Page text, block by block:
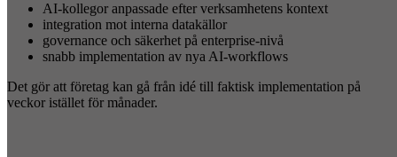
AI-kollegor anpassade efter verksamhetens kontext
integration mot interna datakällor
governance och säkerhet på enterprise-nivå
snabb implementation av nya AI-workflows
Det gör att företag kan gå från idé till faktisk implementation på
veckor istället för månader.